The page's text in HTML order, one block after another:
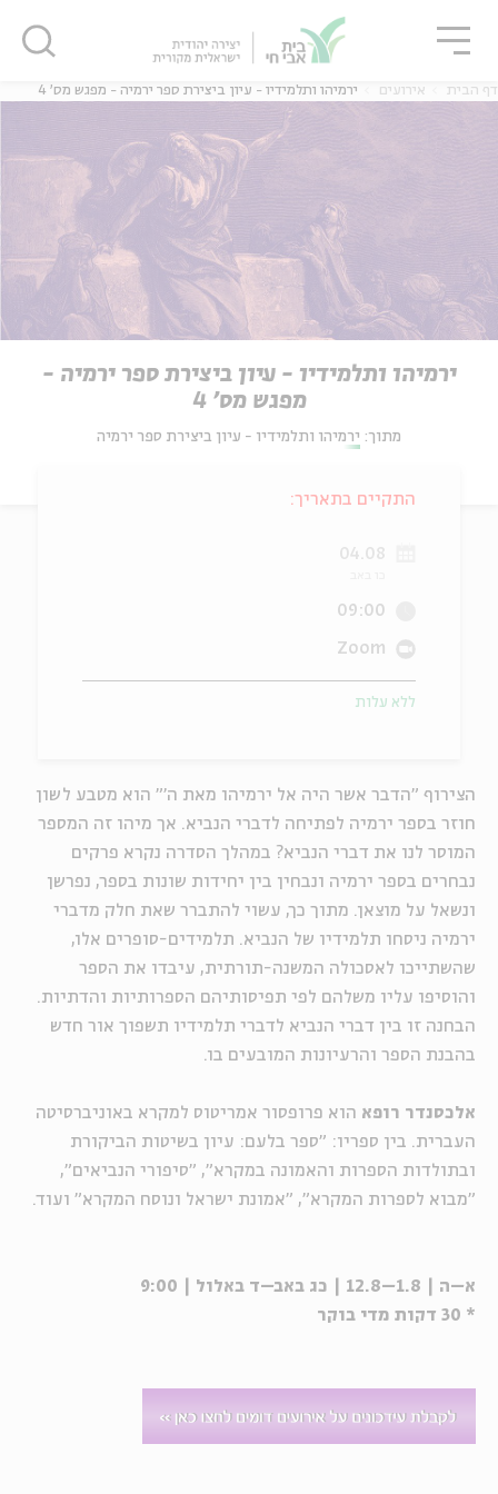
דף הבית אירועים ירמיהו ותלמידיו - עיון ביצירת ספר ירמיה - מפגש מס' 4
ירמיהו ותלמידיו - עיון ביצירת ספר ירמיה -
מפגש מס' 4
מתוך: ירמיהו ותלמידיו - עיון ביצירת ספר ירמיה
הצירוף "הדבר אשר היה אל ירמיהו מאת ה'" הוא מטבע לשון
חוזר בספר ירמיה לפתיחה לדברי הנביא. אך מיהו זה המספר
המוסר לנו את דברי הנביא? במהלך הסדרה נקרא פרקים
נבחרים בספר ירמיה ונבחין בין יחידות שונות בספר, נפרשן
ונשאל על מוצאן. מתוך כך, עשוי להתברר שאת חלק מדברי
ירמיה ניסחו תלמידיו של הנביא. תלמידים-סופרים אלו,
שהשתייכו לאסכולה המשנה-תורתית, עיבדו את הספר
והוסיפו עליו משלהם לפי תפיסותיהם הספרותיות והדתיות.
הבחנה זו בין דברי הנביא לדברי תלמידיו תשפוך אור חדש
בהבנת הספר והרעיונות המובעים בו.
אלכסנדר רופא הוא פרופסור אמריטוס למקרא באוניברסיטה
העברית. בין ספריו: "ספר בלעם: עיון בשיטות הביקורת
ובתולדות הספרות והאמונה במקרא", "סיפורי הנביאים",
"מבוא לספרות המקרא", "אמונת ישראל ונוסח המקרא" ועוד.
א–ה | 1.8–12.8 | כג באב–ד באלול | 9:00
* 30 דקות מדי בוקר
התקיים בתאריך:
04.08
09:00
Zoom
ללא עלות
סגור